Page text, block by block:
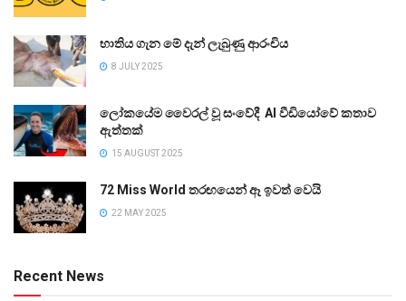
භාතිය ගැන මේ දැන් ලැබුණු ආරංචිය
8 JULY 2025
ලෝකයේම වෛරල් වූ සංවේදී AI වීඩියෝවේ කතාව
ඇත්තක්
15 AUGUST 2025
72 Miss World තරඟයෙන් ඈ ඉවත් වෙයි
22 MAY 2025
Recent News